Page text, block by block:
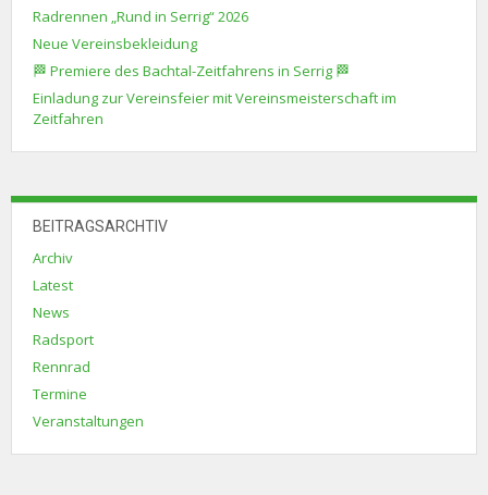
Radrennen „Rund in Serrig“ 2026
Neue Vereinsbekleidung
🏁 Premiere des Bachtal-Zeitfahrens in Serrig 🏁
Einladung zur Vereinsfeier mit Vereinsmeisterschaft im
Zeitfahren
BEITRAGSARCHTIV
Archiv
Latest
News
Radsport
Rennrad
Termine
Veranstaltungen